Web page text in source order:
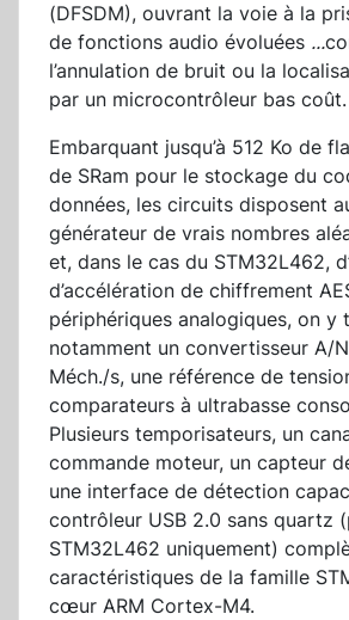
(DFSDM), ouvrant la voie à la
de fonctions audio évoluées ...
l’annulation de bruit ou la
par un microcontrôleur bas coût.
Embarquant jusqu’à 512 Ko de
de SRam pour le stockage du
données, les circuits disposent
générateur de vrais nombres
et, dans le cas du STM32L462,
d’accélération de chiffrement
périphériques analogiques, on y
notamment un convertisseur A/
Méch./s, une référence de
comparateurs à ultrabasse
Plusieurs temporisateurs, un
commande moteur, un capteur
une interface de détection
contrôleur USB 2.0 sans quartz
STM32L462 uniquement)
caractéristiques de la famille
cœur ARM Cortex-M4.